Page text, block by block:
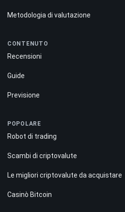
Metodologia di valutazione
CONTENUTO
Recensioni
Guide
Previsione
POPOLARE
Robot di trading
Scambi di criptovalute
Le migliori criptovalute da acquistare
Casinò Bitcoin